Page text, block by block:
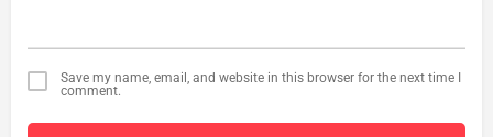
Save my name, email, and website in this browser for the next time I
comment.